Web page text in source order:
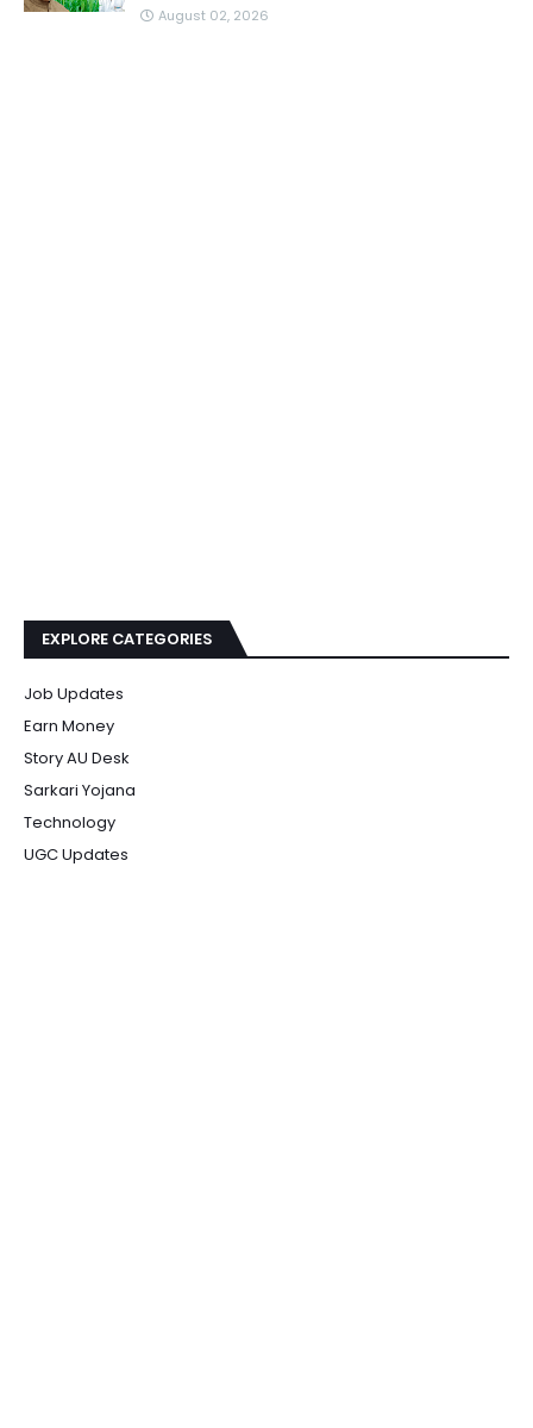
August 02, 2026
EXPLORE CATEGORIES
Job Updates
Earn Money
Story AU Desk
Sarkari Yojana
Technology
UGC Updates